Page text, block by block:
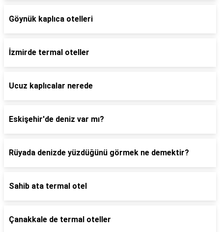
Göynük kaplıca otelleri
İzmirde termal oteller
Ucuz kaplıcalar nerede
Eskişehir'de deniz var mı?
Rüyada denizde yüzdüğünü görmek ne demektir?
Sahib ata termal otel
Çanakkale de termal oteller